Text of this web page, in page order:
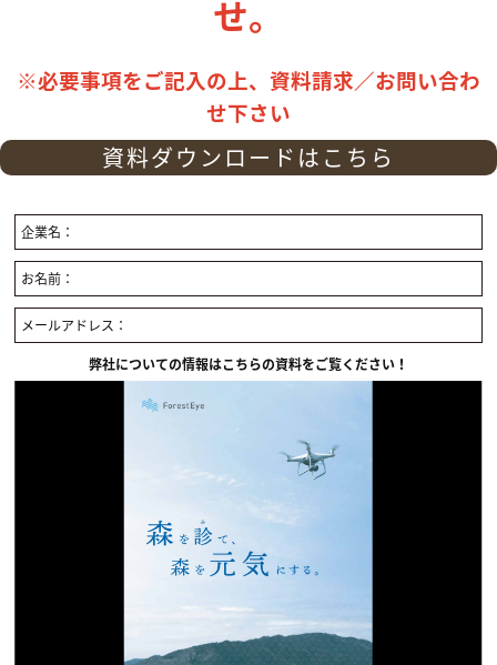
せ。
※必要事項をご記入の上、資料請求／お問い合わ
せ下さい
資料ダウンロードはこちら
企業名：
お名前：
メールアドレス：
弊社についての情報はこちらの資料をご覧ください！